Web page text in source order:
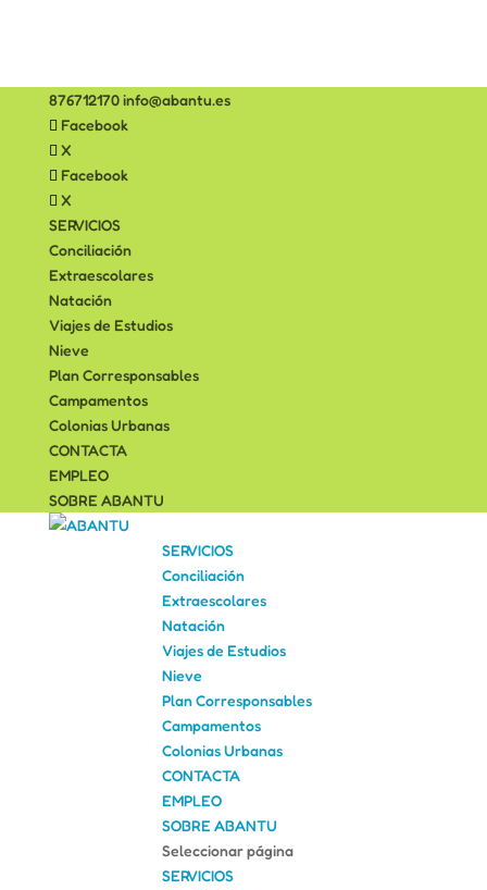
876712170info@abantu.es
Facebook
X
Facebook
X
SERVICIOS
Conciliación
Extraescolares
Natación
Viajes de Estudios
Nieve
Plan Corresponsables
Campamentos
Colonias Urbanas
CONTACTA
EMPLEO
SOBRE ABANTU
SERVICIOS
Conciliación
Extraescolares
Natación
Viajes de Estudios
Nieve
Plan Corresponsables
Campamentos
Colonias Urbanas
CONTACTA
EMPLEO
SOBRE ABANTU
Seleccionar página
SERVICIOS